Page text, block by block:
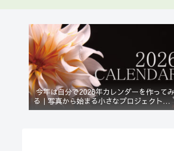
今年は自分で2026年カレンダーを作ってみ
る｜写真から始まる小さなプロジェクト【
灯花】